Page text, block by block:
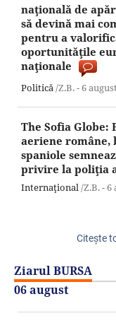
naţională de
să devină mai
pentru a
oportunităţile
naţionale
Politică/Z.B. -6
The Sofia Globe:
aeriene române,
spaniole
privire la poliţia
Internaţional/Z.B. -6
Citeşte
Ziarul BURSA
06 august